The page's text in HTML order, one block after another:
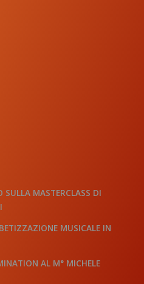
SULLA MASTERCLASS DI
MUSICALE IN
AL M° MICHELE